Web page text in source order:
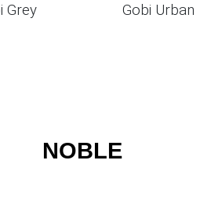
Grey Gobi Urban
NOBLE